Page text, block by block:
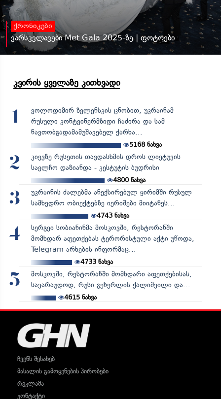
ქრონიკები
ვარსკვლავები Met Gala 2025-ზე | ფოტოები
კვირის ყველაზე კითხვადი
1
ვოლოდიმირ ზელენსკის ცნობით, უკრაინამ
რუსული კონტეინერმზიდი ჩაძირა და სამ
ნავთობგადამამუშავებელ ქარხა...
5168 ნახვა
2
კიევზე რუსეთის თავდასხმის დროს ლიეტუვის
საელჩო დაზიანდა - კესტუტის ბუდრისი
4800ნახვა
3
უკრაინის ძალებმა ანექსირებულ ყირიმში რუსულ
სამხედრო ობიექტებზე იერიშები მიიტანეს...
4743ნახვა
4
სერგეი სობიანინმა მოსკოვში, რესტორანში
მომხდარ აფეთქებას ტერორისტული აქტი უწოდა,
Telegram-არხების ინფორმაც...
4733ნახვა
5
მოსკოვში, რესტორანში მომხდარი აფეთქებისას,
სავარაუდოდ, რუსი გენერლის ქალიშვილი და...
4615ნახვა
ჩვენს შესახებ
მასალის გამოყენების პირობები
რეკლამა
კონტაქტი